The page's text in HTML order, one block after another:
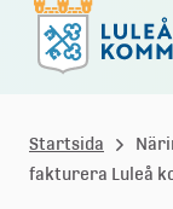
u
l
Startsida
fakturera Luleå